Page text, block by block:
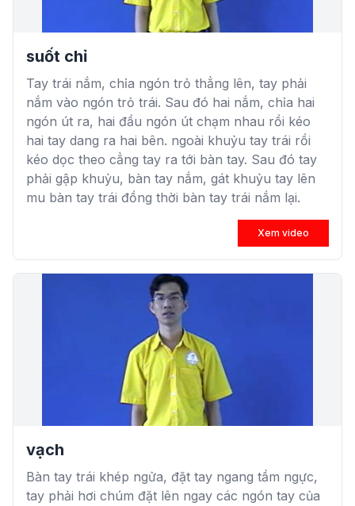
suốt chỉ
Tay trái nắm, chỉa ngón trỏ thẳng lên, tay phải
nắm vào ngón trỏ trái. Sau đó hai nắm, chỉa hai
ngón út ra, hai đầu ngón út chạm nhau rồi kéo
hai tay dang ra hai bên. ngoài khuỷu tay trái rồi
kéo dọc theo cẳng tay ra tới bàn tay. Sau đó tay
phải gập khuỷu, bàn tay nắm, gát khuỷu tay lên
mu bàn tay trái đồng thời bàn tay trái nắm lại.
Xem video
vạch
Bàn tay trái khép ngửa, đặt tay ngang tầm ngực,
tay phải hơi chúm đặt lên ngay các ngón tay của